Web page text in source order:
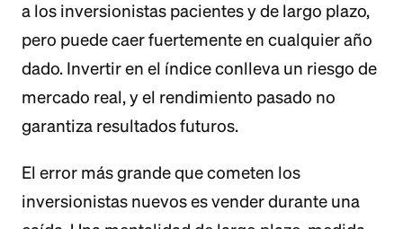
a los inversionistas pacientes y de largo plazo,
pero puede caer fuertemente en cualquier año
dado. Invertir en el índice conlleva un riesgo de
mercado real, y el rendimiento pasado no
garantiza resultados futuros.
El error más grande que cometen los
inversionistas nuevos es vender durante una